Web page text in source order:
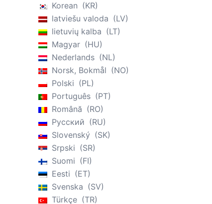
Korean
KR
latviešu valoda
LV
lietuvių kalba
LT
Magyar
HU
Nederlands
NL
Norsk, Bokmål
NO
Polski
PL
Português
PT
Română
RO
Русский
RU
Slovenský
SK
Srpski
SR
Suomi
FI
Eesti
ET
Svenska
SV
Türkçe
TR